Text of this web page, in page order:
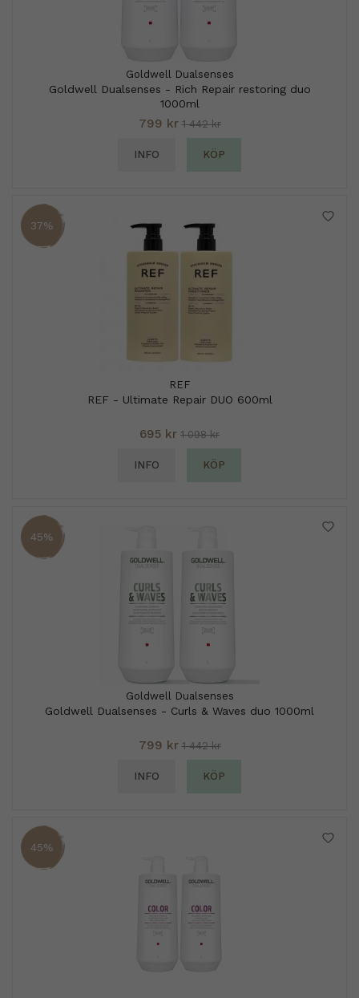
Goldwell Dualsenses
Goldwell Dualsenses - Rich Repair restoring duo
1000ml
799 kr 1 442 kr
INFO KÖP
37%
REF
REF - Ultimate Repair DUO 600ml
695 kr 1 098 kr
INFO KÖP
45%
Goldwell Dualsenses
Goldwell Dualsenses - Curls & Waves duo 1000ml
799 kr 1 442 kr
INFO KÖP
45%